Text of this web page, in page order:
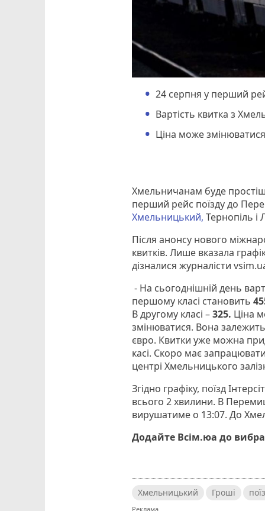
24 серпня у перший
Вартість квитка з
Ціна може
Хмельничанам буде
перший рейс поїзду до
Хмельницький,Тернопіль і
Після анонсу нового
квитків. Лише вказала
дізналися журналісти
- На сьогоднішній день
першому класі становить
В другому класі –325. Ціна
змінюватися. Вона залежить
євро. Квитки уже можна
касі. Скоро має
центрі Хмельницького
Згідно графіку, поїзд
всього 2 хвилини. В
вирушатиме о 13:07. До
Додайте Всім.юа до
Хмельницький Гроші